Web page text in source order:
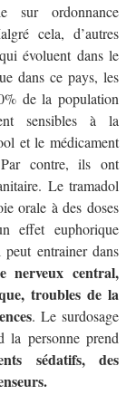
sur ordonnance
cela, d’autres
évoluent dans le
dans ce pays, les
de la population
sensibles à la
et le médicament
Par contre, ils ont
Le tramadol
orale à des doses
effet euphorique
entrainer dans
nerveux central,
troubles de la
. Le surdosage
la personne prend
sédatifs, des